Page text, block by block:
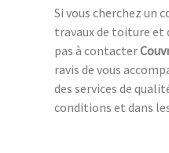
Si vous cherchez un
travaux de toiture et
pas à contacter
ravis de vous
des services de
conditions et dans